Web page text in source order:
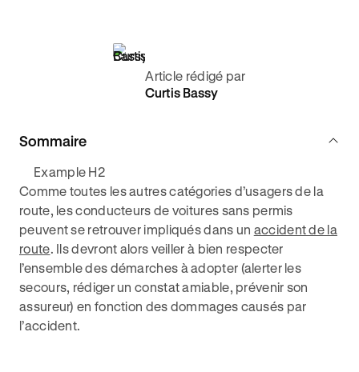
Article rédigé par
Curtis Bassy
Sommaire
Example H2
Comme toutes les autres catégories d’usagers de la
route, les conducteurs de voitures sans permis
peuvent se retrouver impliqués dans un accident de la
route. Ils devront alors veiller à bien respecter
l’ensemble des démarches à adopter (alerter les
secours, rédiger un constat amiable, prévenir son
assureur) en fonction des dommages causés par
l’accident.